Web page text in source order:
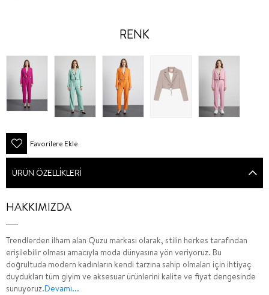
RENK
Favorilere Ekle
ÜRÜN ÖZELLIKLERI
HAKKIMIZDA
Trendlerden ilham alan Quzu markası olarak, stilin herkes tarafından
erişilebilir olması amacıyla moda dünyasına yön veriyoruz. Bu
doğrultuda modern kadınların kendi tarzına sahip olmaları için ihtiyaç
duydukları tüm giyim ve aksesuar ürünlerini kalite ve fiyat dengesinde
sunuyoruz.Devamı...